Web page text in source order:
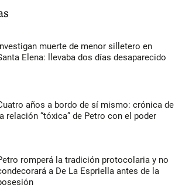
muerte de menor silletero en
Elena: llevaba dos días desaparecido
años a bordo de sí mismo: crónica de
la relación “tóxica” de Petro con el poder
romperá la tradición protocolaria y no
a De La Espriella antes de la